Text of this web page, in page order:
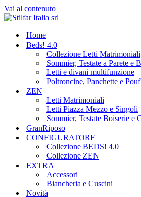
Vai al contenuto
Home
Beds! 4.0
Collezione Letti Matrimoniali
Sommier, Testate a Parete e
Letti e divani multifunzione
Poltroncine, Panchette e Pouf
ZEN
Letti Matrimoniali
Letti Piazza Mezzo e Singoli
Sommier, Testate Boiserie e
GranRiposo
CONFIGURATORE
Collezione BEDS! 4.0
Collezione ZEN
EXTRA
Accessori
Biancheria e Cuscini
Novità